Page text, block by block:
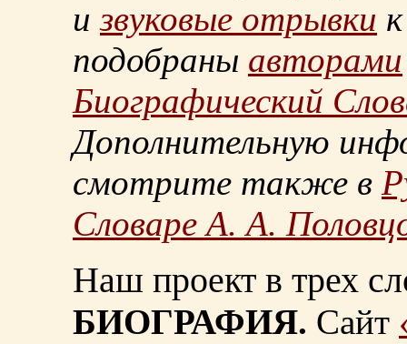
извуковые отрывки
подобраны авторами
Биографический
Дополнительную
смотрите также в
Словаре А. А.
Наш проект в трех
БИОГРАФИЯ. Сайт